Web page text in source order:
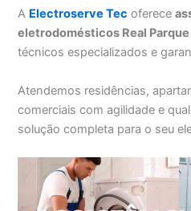
A Electroserve Tec oferece
eletrodomésticos Real Parque
técnicos especializados e
Atendemos residências,
comerciais com agilidade e
solução completa para o seu